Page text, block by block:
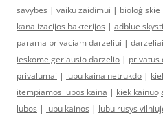
savybes | vaiku zaidimui |
kanalizacijos bakterijos | adblue
parama privaciam darzeliui |
ieskome geriausio darzelio | privatus
privalumai | lubu kaina netrukdo |
itempiamos lubos kaina | kiek
lubos | lubu kainos | lubu rusys